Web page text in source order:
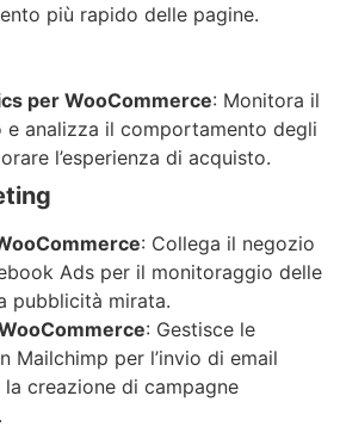
più rapido delle pagine.
per WooCommerce: Monitora il
analizza il comportamento degli
l’esperienza di acquisto.
: Collega il negozio
Ads per il monitoraggio delle
pubblicità mirata.
: Gestisce le
Mailchimp per l’invio di email
creazione di campagne